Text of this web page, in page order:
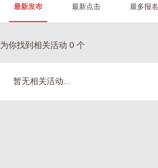
最新发布 最新点击 最多报名
为你找到相关活动 0 个
暂无相关活动...